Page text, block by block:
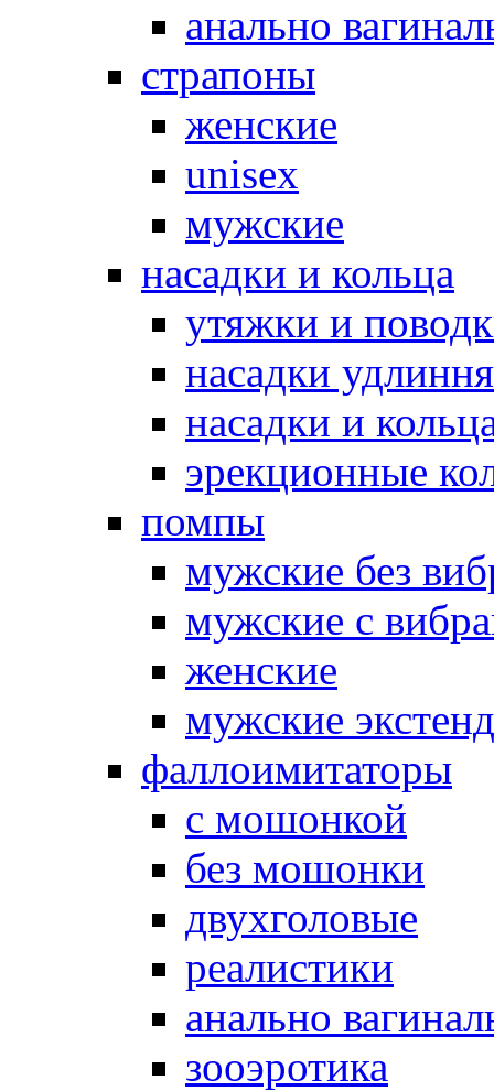
анально
страпоны
женские
unisex
мужские
насадки и кольца
утяжки и
насадки
насадки и
эрекционные
помпы
мужские без
мужские с
женские
мужские
фаллоимитаторы
с мошонкой
без мошонки
двухголовые
реалистики
анально
зооэротика